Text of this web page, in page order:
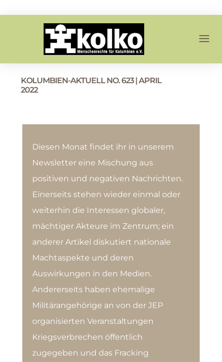
KOLUMBIEN-AKTUELL NO. 623 | APRIL
2022
Diesen Monat findet ihr in unserem
Newsletter eine Mischung aus
positiven und negativen Nachrichten.
Einerseits stehen wieder einmal oder
weiterhin die Interessen globaler,
mächtiger Akteure im Zentrum; ein
anderer Artikel diskutiert nationale
Machtaspekte und deren
Auswirkungen in den Medien.
Andererseits haben ehemalige
Militärangehörige an von der JEP
organisierten Veranstaltungen
Kriegsverbrechen öffentlich
zugegeben und das Fracking